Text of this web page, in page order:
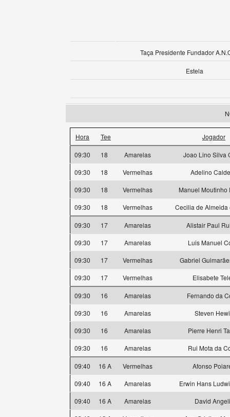
Taça Presidente Fundador
Estela
Hora Tee Jogador
09:30 18 Amarelas
Joao Lino Silva
09:30
18 Vermelhas
Adelino
09:30
18 Vermelhas
Manuel Moutinho
09:30
18 Vermelhas Cecilia de Almeida
09:30 17 Amarelas
Alistair Paul
09:30
17 Amarelas
Luis Manuel
09:30
17 Vermelhas
Gabriel
09:30
17 Vermelhas Elisabete
09:30 16 Amarelas
Fernando da
09:30
16 Amarelas
Steven
09:30
16 Amarelas
Pierre Henri
09:30
16 Amarelas Rui Mota da
09:40 16 A Vermelhas
Afonso
09:40
16 A Amarelas
Erwin Hans
09:40
16 A Amarelas
David